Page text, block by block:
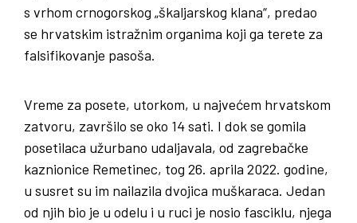
s vrhom crnogorskog „škaljarskog klana“, predao
se hrvatskim istražnim organima koji ga terete za
falsifikovanje pasoša.
Vreme za posete, utorkom, u najvećem hrvatskom
zatvoru, završilo se oko 14 sati. I dok se gomila
posetilaca užurbano udaljavala, od zagrebačke
kaznionice Remetinec, tog 26. aprila 2022. godine,
u susret su im nailazila dvojica muškaraca. Jedan
od njih bio je u odelu i u ruci je nosio fasciklu, njega